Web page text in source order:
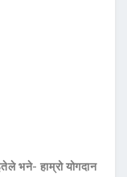
भने- हाम्रो योगदान